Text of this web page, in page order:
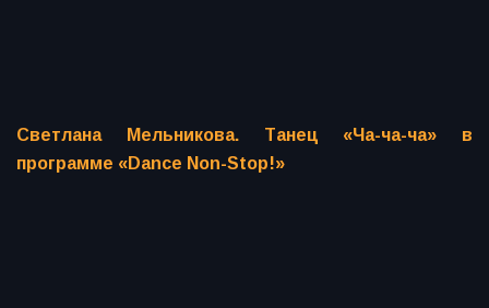
Светлана Мельникова. Танец «Ча-ча-ча» в
программе «Dance Non-Stop!»